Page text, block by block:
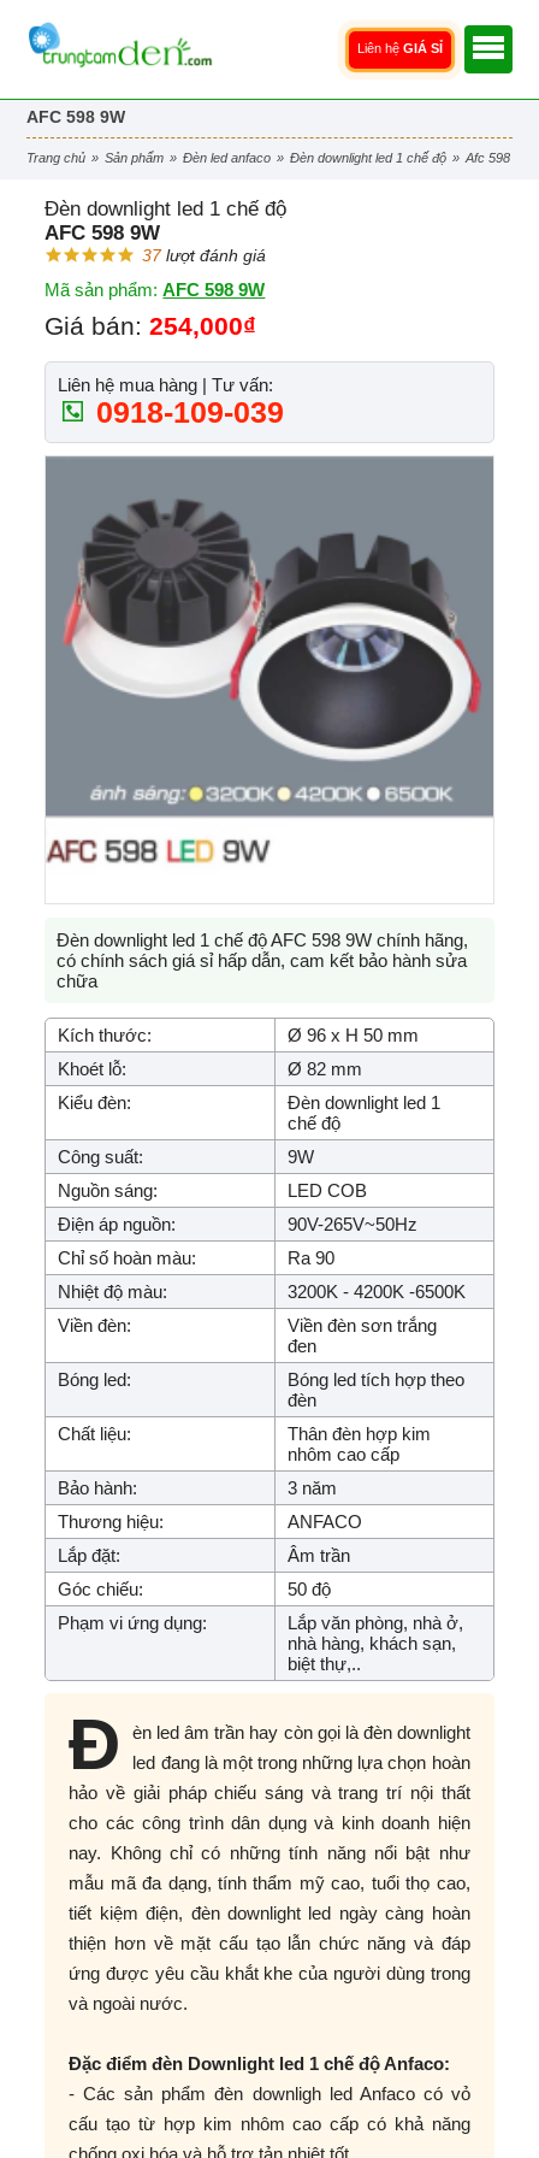
Liên hệ GIÁ SỈ
AFC 598 9W
trang chủ » sản phẩm » đèn led anfaco » đèn downlight led 1 chế độ » afc 598 9w
Đèn downlight led 1 chế độ
AFC 598 9W
37lượt đánh giá
Mã sản phẩm:AFC 598 9W
Giá bán:254,000₫
Liên hệ mua hàng | Tư vấn:
0918-109-039
Đèn downlight led 1 chế độ AFC 598 9W chính hãng,
có chính sách giá sỉ hấp dẫn, cam kết bảo hành sửa
chữa
Kích thước:
Ø 96 x H 50 mm
Khoét lỗ:
Ø 82 mm
Kiểu đèn:
Đèn downlight led 1
chế độ
Công suất:
9W
Nguồn sáng:
LED COB
Điện áp nguồn:
90V-265V~50Hz
Chỉ số hoàn màu:
Ra 90
Nhiệt độ màu:
3200K - 4200K -6500K
Viền đèn:
Viền đèn sơn trắng
đen
Bóng led:
Bóng led tích hợp theo
đèn
Chất liệu:
Thân đèn hợp kim
nhôm cao cấp
Bảo hành:
3 năm
Thương hiệu:
ANFACO
Lắp đặt:
Âm trần
Góc chiếu:
50 độ
Phạm vi ứng dụng:
Lắp văn phòng, nhà ở,
nhà hàng, khách sạn,
biệt thự,..
Đ
èn led âm trần hay còn gọi là đèn downlight
led đang là một trong những lựa chọn hoàn
hảo về giải pháp chiếu sáng và trang trí nội thất
cho các công trình dân dụng và kinh doanh hiện
nay. Không chỉ có những tính năng nổi bật như
mẫu mã đa dạng, tính thẩm mỹ cao, tuổi thọ cao,
tiết kiệm điện, đèn downlight led ngày càng hoàn
thiện hơn về mặt cấu tạo lẫn chức năng và đáp
ứng được yêu cầu khắt khe của người dùng trong
và ngoài nước.
Đặc điểm đèn Downlight led 1 chế độ Anfaco:
- Các sản phẩm đèn downligh led Anfaco có vỏ
cấu tạo từ hợp kim nhôm cao cấp có khả năng